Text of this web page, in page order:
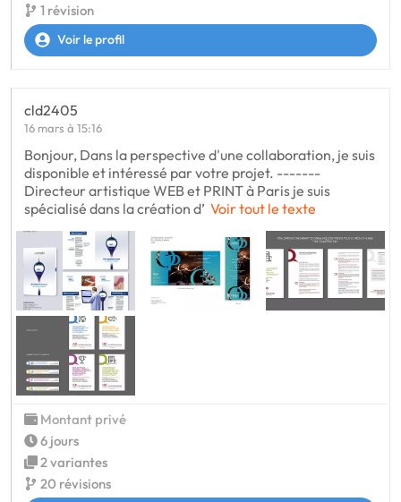
1 révision
Voir le profil
cld2405
16 mars à 15:16
Bonjour, Dans la perspective d'une collaboration, je suis
disponible et intéressé par votre projet. -------
Directeur artistique WEB et PRINT à Paris je suis
spécialisé dans la création d’ Voir tout le texte
Montant privé
6 jours
2 variantes
20 révisions